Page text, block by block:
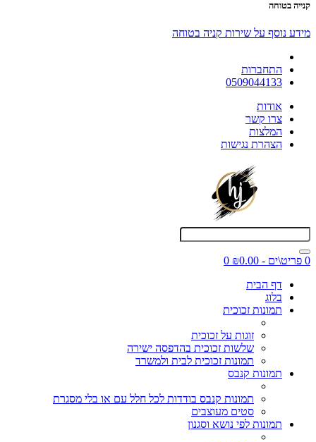
קנייה בטוחה
מידע נוסף על שירות קניה בטוחה
התחברות
0509044133
אודות
צרו קשר
המלצות
הצהרת נגישות
0 פריט\ים - ₪0.00
0
דף הבית
בלוג
תמונות זכוכית
זוגות על זכוכית
שלשות זכוכית בהדפסה ישירה
תמונות זכוכית לבית ולמשרד
תמונות קנבס
תמונות קנבס בודדות לכל חלל עם או בלי מסגרת
סטים מעוצבים
תמונות לפי נושא וסגנון